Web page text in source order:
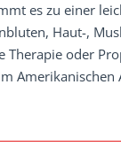
es zu einer
Haut-,
Therapie oder
Amerikanischen